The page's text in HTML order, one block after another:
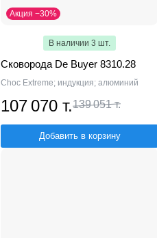
Акция −30%
В наличии 3 шт.
Сковорода De Buyer 8310.28
Choc Extreme; индукция; алюминий
107 070 т.139 051 т.
Добавить в корзину